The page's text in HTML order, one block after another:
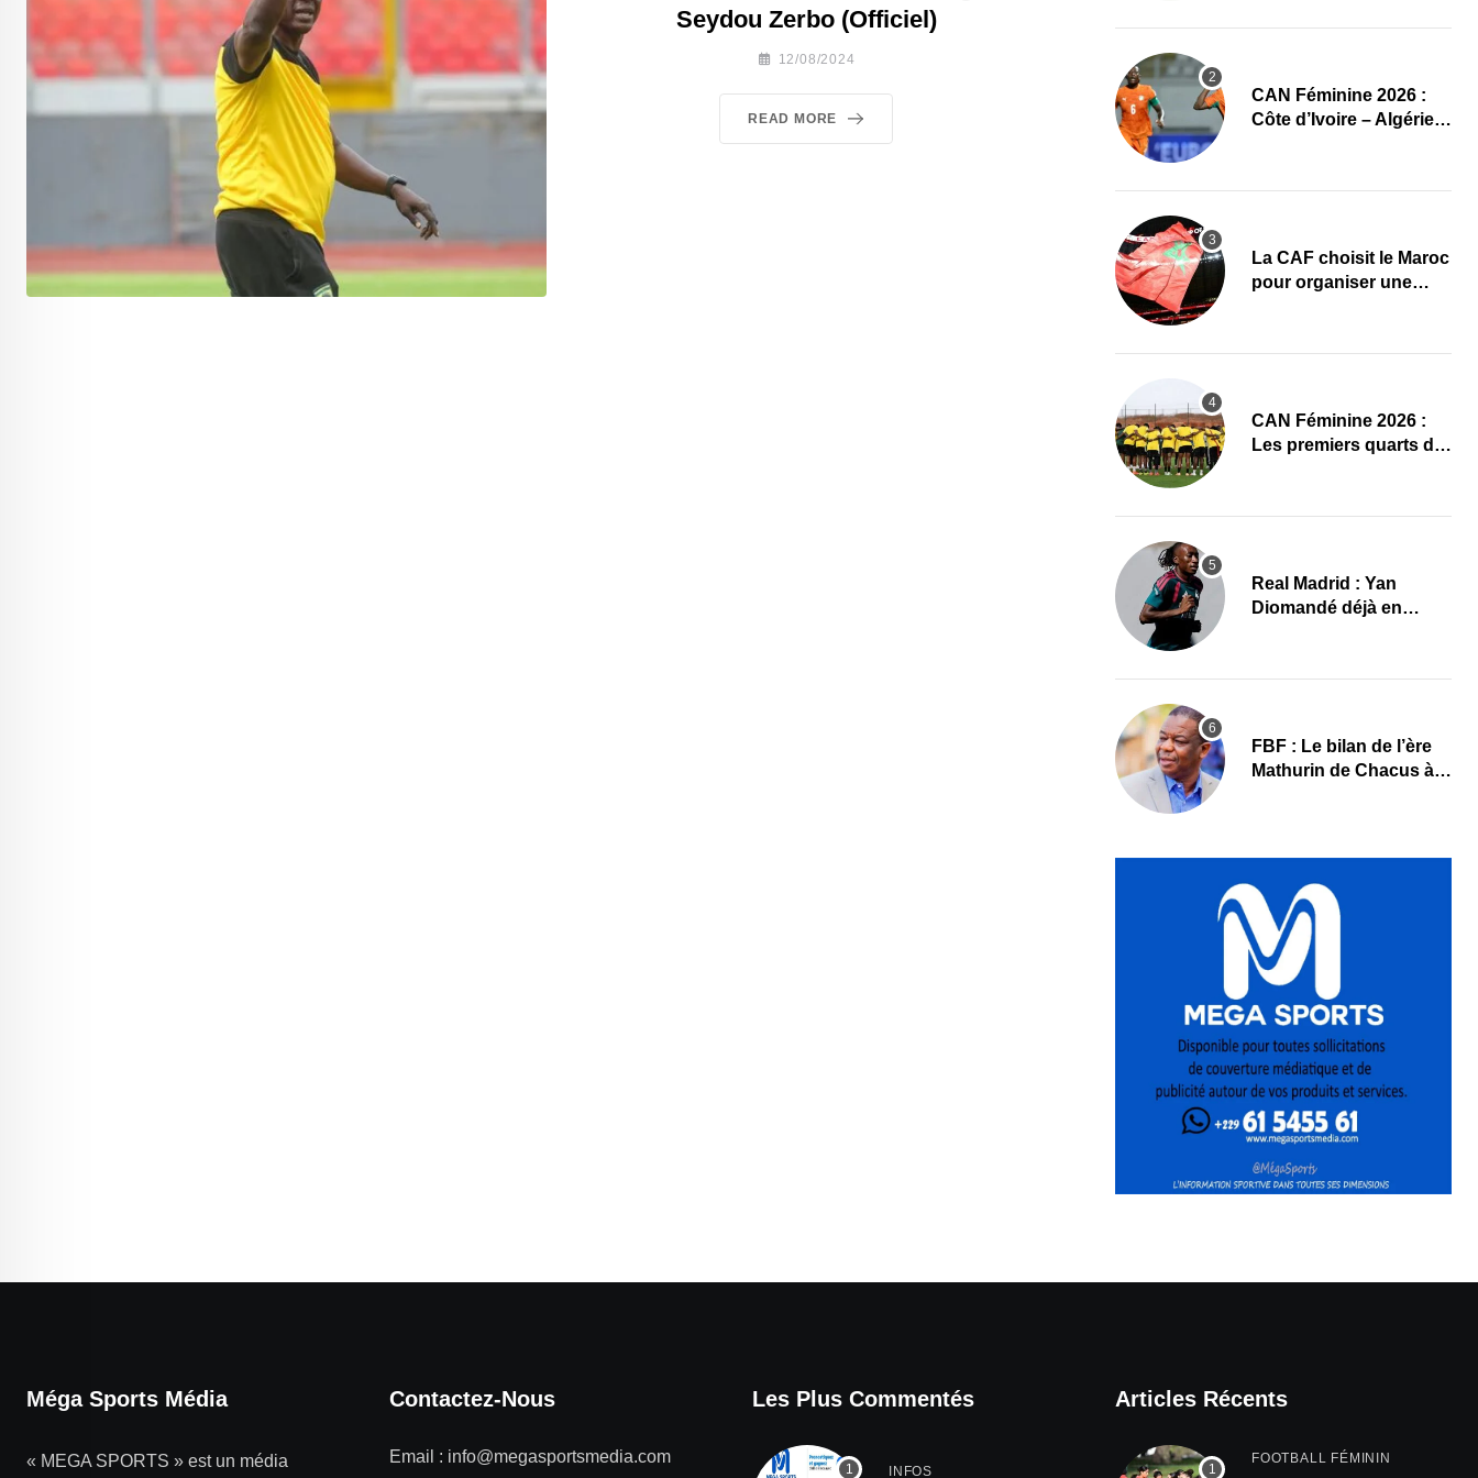
Seydou Zerbo (Officiel)
12/08/2024
READ MORE
CAN Féminine 2026 :
Côte d’Ivoire – Algérie,
La CAF choisit le Maroc
pour organiser une
CAN Féminine 2026 :
Les premiers quarts de
Real Madrid : Yan
Diomandé déjà en
FBF : Le bilan de l’ère
Mathurin de Chacus à
Méga Sports Média
« MEGA SPORTS » est un média
Contactez-Nous
Email : info@megasportsmedia.com
Les Plus Commentés
INFOS
Articles Récents
FOOTBALL FÉMININ